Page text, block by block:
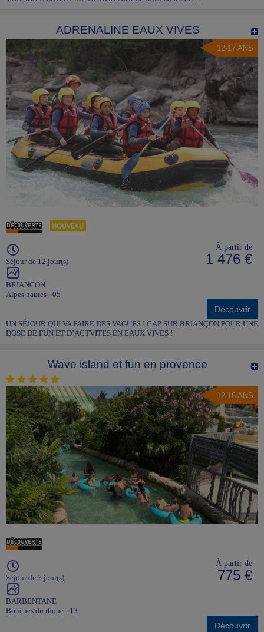
ADRENALINE EAUX VIVES
12-17 ANS
Séjour de 12 jour(s)
BRIANCON
Alpes hautes - 05
À partir de
1 476 €
Découvrir
UN SÉJOUR QUI VA FAIRE DES VAGUES ! CAP SUR BRIANÇON POUR UNE
DOSE DE FUN ET D’ACTVITES EN EAUX VIVES !
Wave island et fun en provence
12-16 ANS
Séjour de 7 jour(s)
BARBENTANE
Bouches du rhone - 13
À partir de
775 €
Découvrir